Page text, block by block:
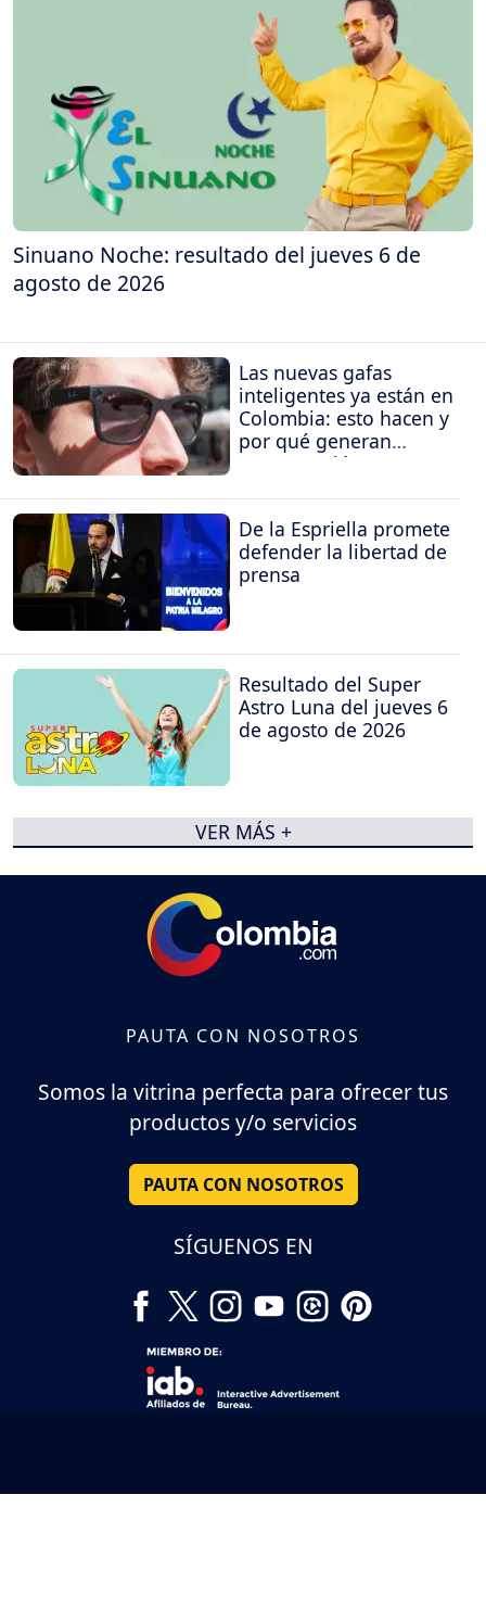
Sinuano Noche: resultado del jueves 6 de
agosto de 2026
Las nuevas gafas
inteligentes ya están en
Colombia: esto hacen y
por qué generan
preocupación
De la Espriella promete
defender la libertad de
prensa
Resultado del Super
Astro Luna del jueves 6
de agosto de 2026
VER MÁS +
PAUTA CON NOSOTROS
Somos la vitrina perfecta para ofrecer tus
productos y/o servicios
PAUTA CON NOSOTROS
SÍGUENOS EN